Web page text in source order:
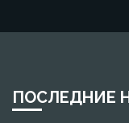
ПОСЛЕДНИЕ